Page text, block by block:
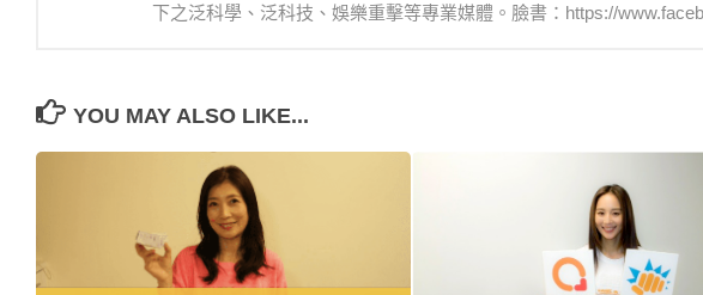
下之泛科學、泛科技、娛樂重擊等專業媒體。臉書：https://
YOU MAY ALSO LIKE...